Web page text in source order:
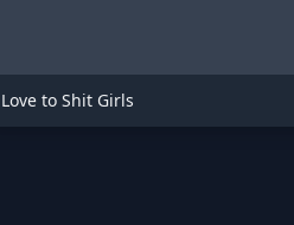
Love to Shit Girls